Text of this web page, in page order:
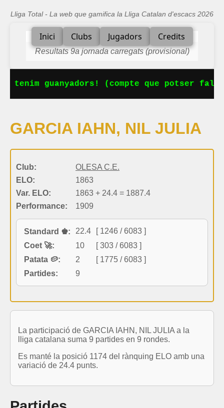
Lliga Total - La web que gamifica la Lliga Catalan d'escacs 2026
Inici Clubs Jugadors Credits
Resultats 9a jornada carregats (provisional)
tenim guanyadors! (compte que potser
GARCIA IAHN, NIL JULIA
Club:
OLESA C.E.
ELO:
1863
Var. ELO:
1863 + 24.4 = 1887.4
Performance:
1909
Standard ♚: 22.4
[ 1246 / 6083 ]
Coet 🚀:
10
[ 303 / 6083 ]
Patata 🥔:
2
[ 1775 / 6083 ]
Partides:
9
La participació de GARCIA IAHN, NIL JULIA a la
lliga catalana suma 9 partides en 9 rondes.
Es manté la posició 1174 del rànquing ELO amb una
variació de 24.4 punts.